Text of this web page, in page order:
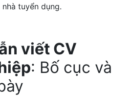
tuyển dụng.
viết CV
: Bố cục và